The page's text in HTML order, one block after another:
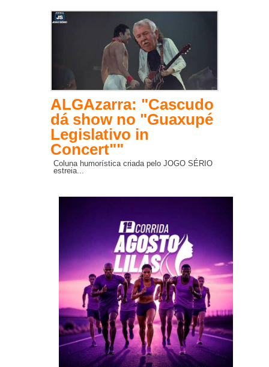
ALGAzarra: "Cascudo
dá show no "Guaxupé
Legislativo in
Concert""
Coluna humorística criada pelo JOGO SÉRIO
estreia...